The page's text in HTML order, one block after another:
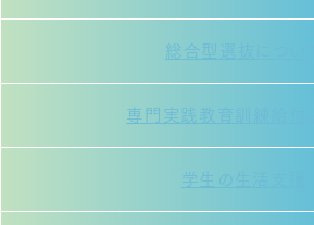
総合型選抜について
専門実践教育訓練給付
学生の生活支援